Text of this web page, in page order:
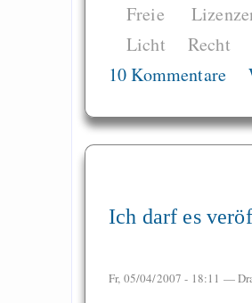
Freie
Licht
Recht
10 Kommentare
Ich darf es
Fr, 05/04/2007 - 18:11 —